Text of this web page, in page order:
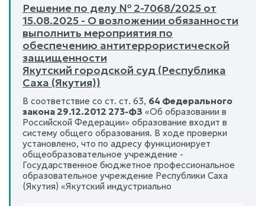
Решение по делу № 2-7068/2025 от
15.08.2025 - О возложении обязанности
выполнить мероприятия по
обеспечению антитеррористической
защищенности
Якутский городской суд (Республика
Саха (Якутия))
В соответствие со ст. ст. 63, 64 Федерального
закона 29.12.2012 273-ФЗ «Об образовании в
Российской Федерации» образование входит в
систему общего образования. В ходе проверки
установлено, что по адресу функционирует
общеобразовательное учреждение -
Государственное бюджетное профессиональное
образовательное учреждение Республики Саха
(Якутия) «Якутский индустриально